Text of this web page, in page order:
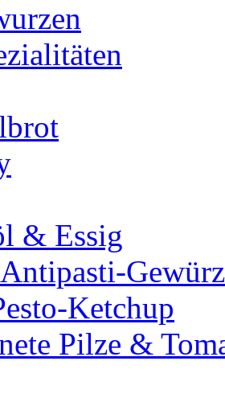
& Essig
Ketchup
Pilze &